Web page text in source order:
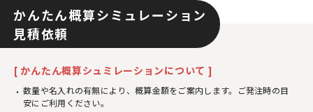
かんたん概算シミュレーション
見積依頼
[ かんたん概算シュミレーションについて ]
数量や名入れの有無により、概算金額をご案内します。ご発注時の目
安にご利用ください。